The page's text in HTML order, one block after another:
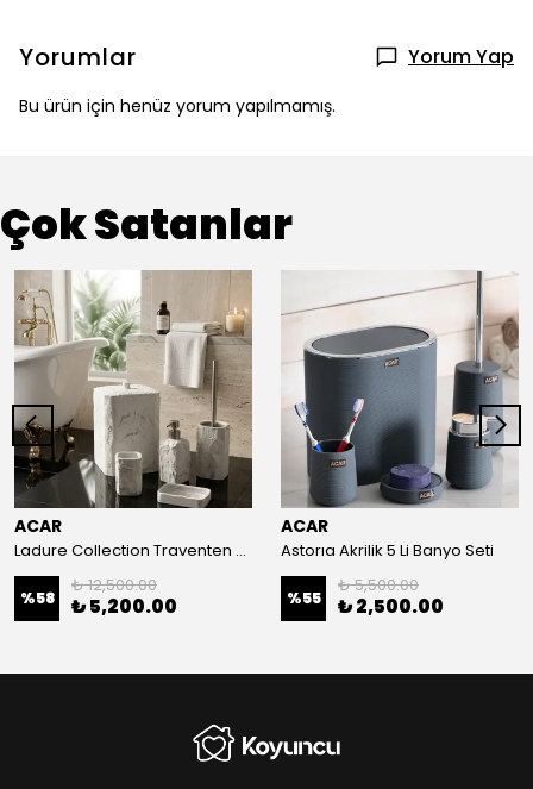
Yorumlar Yorum Yap
Bu ürün için henüz yorum yapılmamış.
Çok Satanlar
ACAR
Ladure Collection Traventen Mermer 5 Li Set-Kare
%58
₺ 12,500.00
₺ 5,200.00
ACAR
Astorıa Akrilik 5 Li Banyo Seti
%55
₺ 5,500.00
₺ 2,500.00